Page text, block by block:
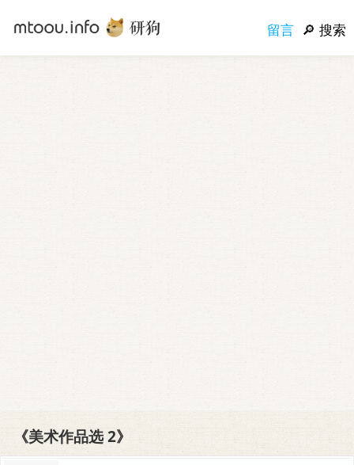
留言 搜索
《美术作品选 2》